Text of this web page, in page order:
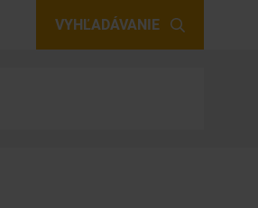
VYHĽADÁVANIE